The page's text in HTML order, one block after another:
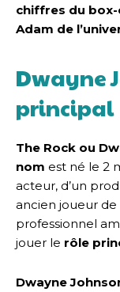
chiffres du
Adam de
Dwayne
principal
The Rock ou
nom est né le 2
acteur, d’un
ancien joueur
professionnel
jouer le rôle
Dwayne